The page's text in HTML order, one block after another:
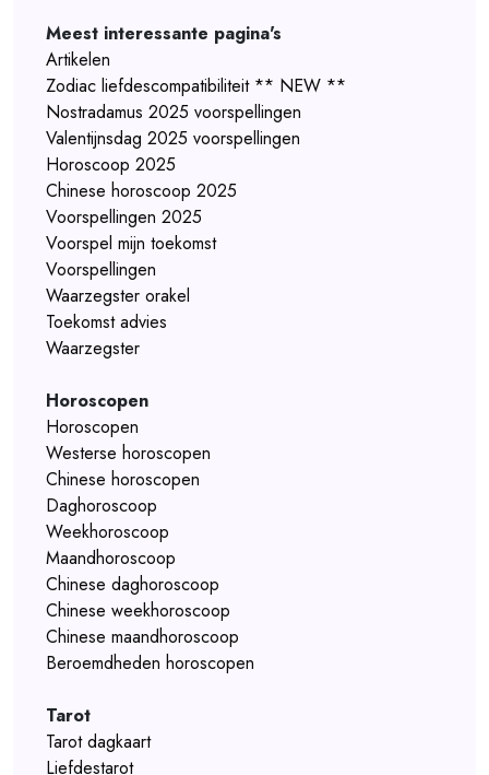
Meest interessante pagina's
Artikelen
Zodiac liefdescompatibiliteit ** NEW **
Nostradamus 2025 voorspellingen
Valentijnsdag 2025 voorspellingen
Horoscoop 2025
Chinese horoscoop 2025
Voorspellingen 2025
Voorspel mijn toekomst
Voorspellingen
Waarzegster orakel
Toekomst advies
Waarzegster
Horoscopen
Horoscopen
Westerse horoscopen
Chinese horoscopen
Daghoroscoop
Weekhoroscoop
Maandhoroscoop
Chinese daghoroscoop
Chinese weekhoroscoop
Chinese maandhoroscoop
Beroemdheden horoscopen
Tarot
Tarot dagkaart
Liefdestarot